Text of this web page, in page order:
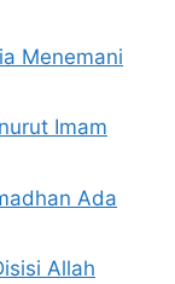
Menemani
Imam
Ada
Allah